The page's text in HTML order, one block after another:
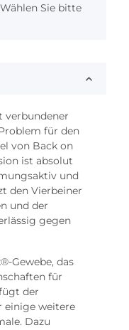
Sie bitte
verbundener
für den
von Back on
ist absolut
und
den Vierbeiner
und der
gegen
Gewebe, das
für
der
einige weitere
Dazu